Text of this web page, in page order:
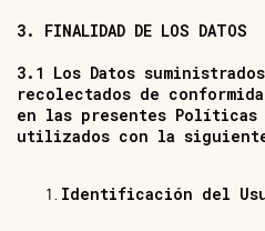
3. FINALIDAD DE LOS DATOS
3.1 Los Datos
recolectados de
en las presentes Políticas
utilizados con la
Identificación del